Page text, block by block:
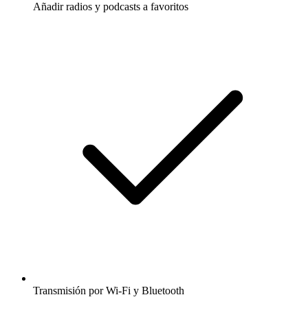
Añadir radios y podcasts a favoritos
Transmisión por Wi-Fi y Bluetooth